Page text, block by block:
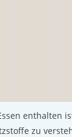
enthalten
zu